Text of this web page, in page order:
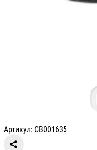
Артикул: СВ001635